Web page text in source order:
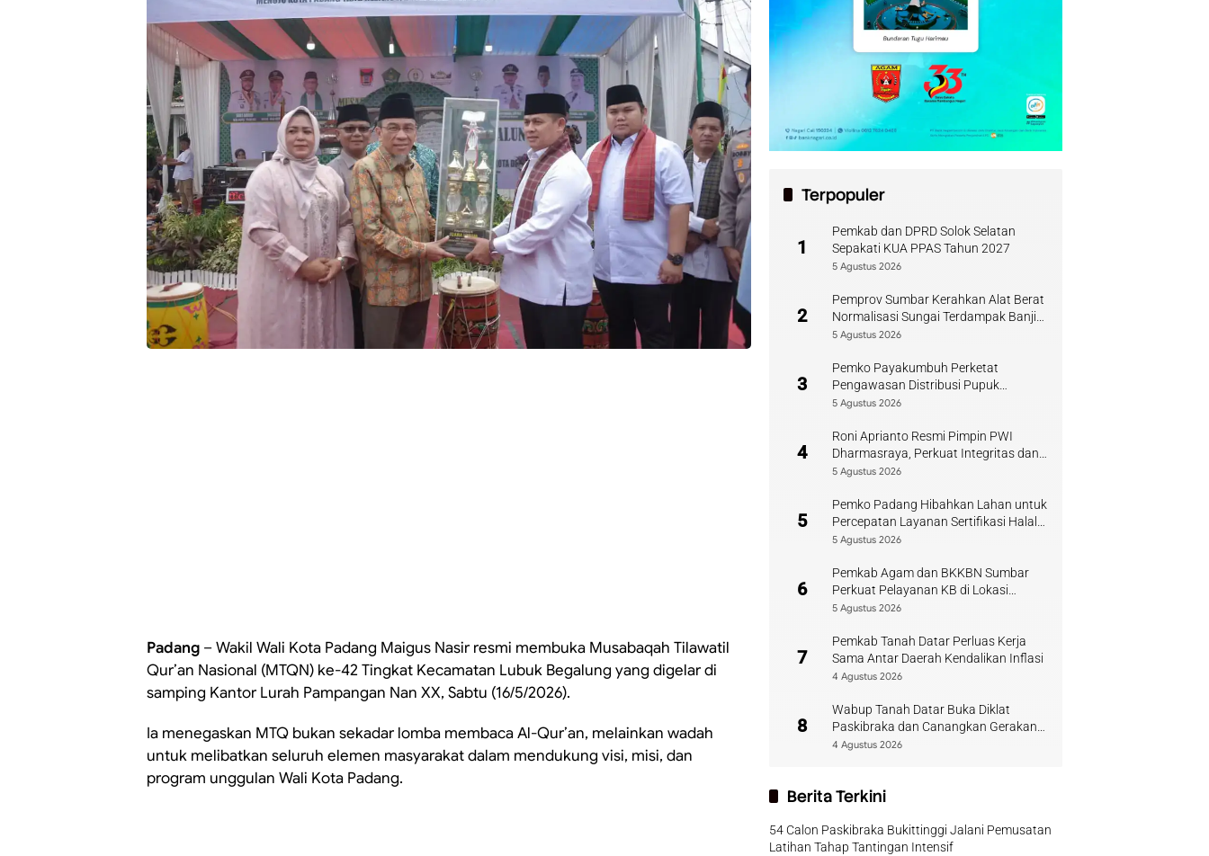
Padang – Wakil Wali Kota Padang Maigus Nasir resmi membuka Musabaqah Tilawatil
Qur’an Nasional (MTQN) ke-42 Tingkat Kecamatan Lubuk Begalung yang digelar di
samping Kantor Lurah Pampangan Nan XX, Sabtu (16/5/2026).
Ia menegaskan MTQ bukan sekadar lomba membaca Al-Qur’an, melainkan wadah
untuk melibatkan seluruh elemen masyarakat dalam mendukung visi, misi, dan
program unggulan Wali Kota Padang.
Terpopuler
1
Pemkab dan DPRD Solok Selatan
Sepakati KUA PPAS Tahun 2027
5 Agustus 2026
2
Pemprov Sumbar Kerahkan Alat Berat
Normalisasi Sungai Terdampak Banjir
Kuranji
5 Agustus 2026
3
Pemko Payakumbuh Perketat
Pengawasan Distribusi Pupuk
Bersubsidi bagi Petani Lokal
5 Agustus 2026
4
Roni Aprianto Resmi Pimpin PWI
Dharmasraya, Perkuat Integritas dan
Kompetensi Jurnalis
5 Agustus 2026
5
Pemko Padang Hibahkan Lahan untuk
Percepatan Layanan Sertifikasi Halal
di Sumbar
5 Agustus 2026
6
Pemkab Agam dan BKKBN Sumbar
Perkuat Pelayanan KB di Lokasi
Bencana
5 Agustus 2026
7
Pemkab Tanah Datar Perluas Kerja
Sama Antar Daerah Kendalikan Inflasi
4 Agustus 2026
8
Wabup Tanah Datar Buka Diklat
Paskibraka dan Canangkan Gerakan
Bendera
4 Agustus 2026
Berita Terkini
54 Calon Paskibraka Bukittinggi Jalani Pemusatan
Latihan Tahap Tantingan Intensif